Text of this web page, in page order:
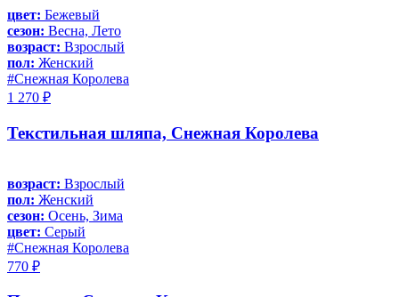
цвет: Бежевый
сезон: Весна, Лето
возраст: Взрослый
пол: Женский
#Снежная Королева
1 270 ₽
Текстильная шляпа, Снежная Королева
возраст: Взрослый
пол: Женский
сезон: Осень, Зима
цвет: Серый
#Снежная Королева
770 ₽